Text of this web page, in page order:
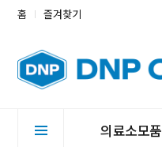
홈 즐겨찾기
의료소모품